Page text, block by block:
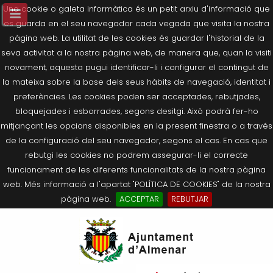
Una cookie o galeta informàtica és un petit arxiu d'informació que
es guarda en el seu navegador cada vegada que visita la nostra
pàgina web. La utilitat de les cookies és guardar l'historial de la
seva activitat a la nostra pàgina web, de manera que, quan la visiti
novament, aquesta pugui identificar-li i configurar el contingut de
la mateixa sobre la base dels seus hàbits de navegació, identitat i
preferències. Les cookies poden ser acceptades, rebutjades,
bloquejades i esborrades, segons desitgi. Això podrà fer-ho
mitjançant les opcions disponibles en la present finestra o a través
de la configuració del seu navegador, segons el cas. En cas que
rebutgi les cookies no podrem assegurar-li el correcte
funcionament de les diferents funcionalitats de la nostra pàgina
web. Més informació a l'apartat "POLÍTICA DE COOKIES" de la nostra
pàgina web.
ACCEPTAR
REBUTJAR
Salutació de l’Alcaldessa
Composició Consistori
Agricultura, Ramaderia i Medi
Què és la Seu Electrònica?
Últimes publicacions